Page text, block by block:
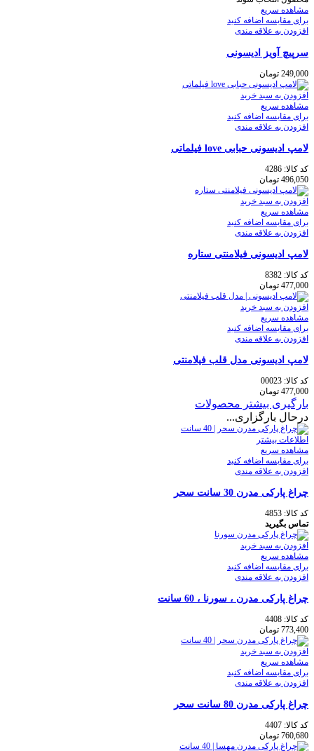
مشاهده سریع
برای مقایسه اضافه کنید
افزودن به علاقه مندی
سرپیچ آویز ادیسونی
249,000 تومان
افزودن به سبد خرید
مشاهده سریع
برای مقایسه اضافه کنید
افزودن به علاقه مندی
لامپ ادیسونی حبابی love فیلماتی
کد کالا: 4286
496,050 تومان
افزودن به سبد خرید
مشاهده سریع
برای مقایسه اضافه کنید
افزودن به علاقه مندی
لامپ ادیسونی فیلامنتی ستاره
کد کالا: 8382
477,000 تومان
افزودن به سبد خرید
مشاهده سریع
برای مقایسه اضافه کنید
افزودن به علاقه مندی
لامپ ادیسونی مدل قلب فیلامنتی
کد کالا: 00023
477,000 تومان
بارگیری بیشتر محصولات
درحال بارگزاری...
اطلاعات بیشتر
مشاهده سریع
برای مقایسه اضافه کنید
افزودن به علاقه مندی
چراغ پارکی مدرن 30 سانت سحر
کد کالا: 4853
تماس بگیرید
افزودن به سبد خرید
مشاهده سریع
برای مقایسه اضافه کنید
افزودن به علاقه مندی
چراغ پارکی مدرن ، سورنا ، 60 سانت
کد کالا: 4408
773,400 تومان
افزودن به سبد خرید
مشاهده سریع
برای مقایسه اضافه کنید
افزودن به علاقه مندی
چراغ پارکی مدرن 80 سانت سحر
کد کالا: 4407
760,680 تومان